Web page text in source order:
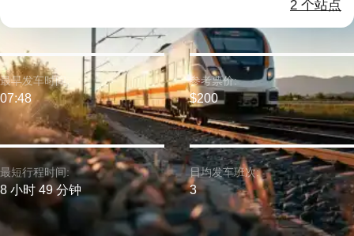
2 个站点
最短行程时间:
8 小时 49 分钟
最早发车时间:
07:48
参考票价:
$200
日均发车班次:
3